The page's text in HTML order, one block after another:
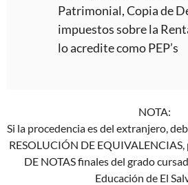
Patrimonial, Copia de
impuestos sobre la
lo acredite como PEP’s
NOTA:
Si la procedencia es del extranjero,
RESOLUCIÓN DE
DE NOTAS finales del grado
Educación de El